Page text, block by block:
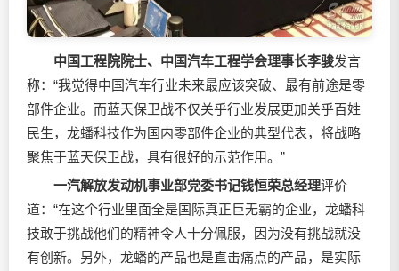
中国工程院院士、中国汽车工程学会理事长李骏发言
称：“我觉得中国汽车行业未来最应该突破、最有前途是零
部件企业。而蓝天保卫战不仅关乎行业发展更加关乎百姓
民生，龙蟠科技作为国内零部件企业的典型代表，将战略
聚焦于蓝天保卫战，具有很好的示范作用。”
一汽解放发动机事业部党委书记钱恒荣总经理评价
道：“在这个行业里面全是国际真正巨无霸的企业，龙蟠科
技敢于挑战他们的精神令人十分佩服，因为没有挑战就没
有创新。另外，龙蟠的产品也是直击痛点的产品，是实际